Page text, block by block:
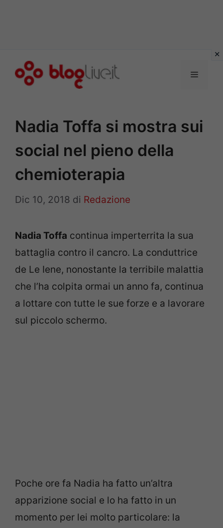
Menu
Nadia Toffa si mostra sui
social nel pieno della
chemioterapia
Dic 10, 2018 di Redazione
Nadia Toffa continua imperterrita la sua
battaglia contro il cancro. La conduttrice
de Le Iene, nonostante la terribile malattia
che l’ha colpita ormai un anno fa, continua
a lottare con tutte le sue forze e a lavorare
sul piccolo schermo.
Poche ore fa Nadia ha fatto un’altra
apparizione social e lo ha fatto in un
momento per lei molto particolare: la